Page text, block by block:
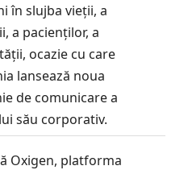
în slujba vieții, a
a pacienților, a
ocazie cu care
lansează noua
de comunicare a
său corporativ.
Oxigen, platforma